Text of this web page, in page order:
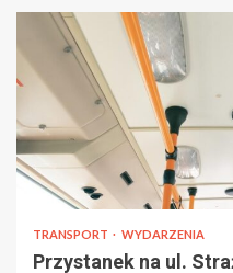
TRANSPORT WYDARZENIA
Przystanek na ul.